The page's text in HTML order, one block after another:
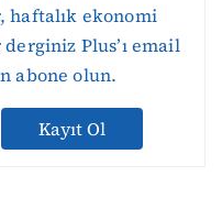
haftalık ekonomi
Plus’ı email
abone olun.
Kayıt Ol